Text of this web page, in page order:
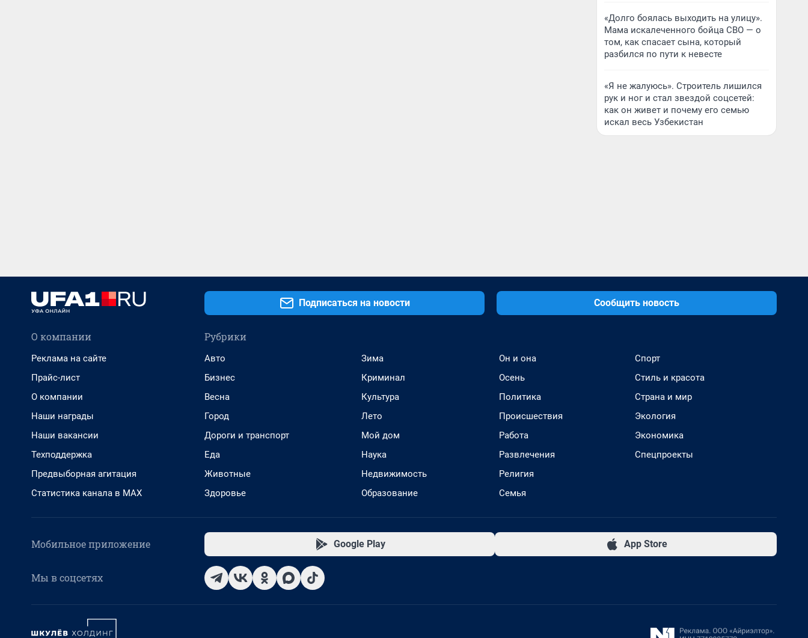
«Долго боялась выходить на улицу».
Мама искалеченного бойца СВО — о
том, как спасает сына, который
разбился по пути к невесте
«Я не жалуюсь». Строитель лишился
рук и ног и стал звездой соцсетей:
как он живет и почему его семью
искал весь Узбекистан
Подписаться на новости Сообщить новость
О компании
Реклама на сайте
Прайс-лист
О компании
Наши награды
Наши вакансии
Техподдержка
Предвыборная агитация
Статистика канала в MAX
Рубрики
Авто
Бизнес
Весна
Город
Дороги и транспорт
Еда
Животные
Здоровье
Зима
Криминал
Культура
Лето
Мой дом
Наука
Недвижимость
Образование
Он и она
Осень
Политика
Происшествия
Работа
Развлечения
Религия
Семья
Спорт
Стиль и красота
Страна и мир
Экология
Экономика
Спецпроекты
Мобильное приложение Google Play App Store
Мы в соцсетях